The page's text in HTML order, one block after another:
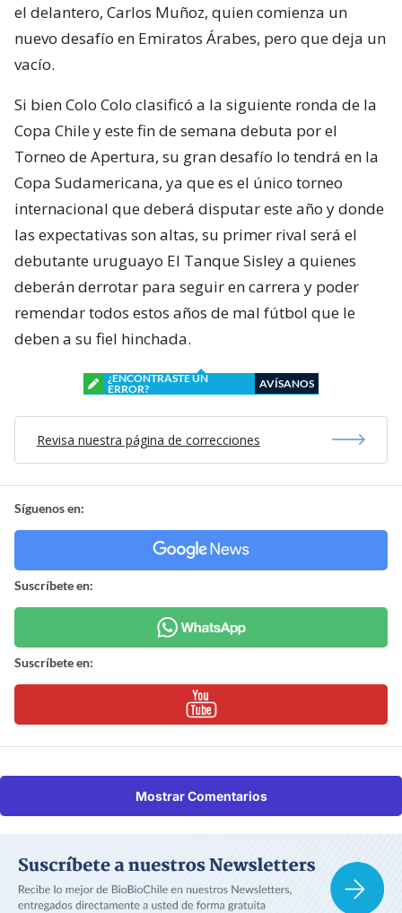
el delantero, Carlos Muñoz, quien comienza un
nuevo desafío en Emiratos Árabes, pero que deja un
vacío.
Si bien Colo Colo clasificó a la siguiente ronda de la
Copa Chile y este fin de semana debuta por el
Torneo de Apertura, su gran desafío lo tendrá en la
Copa Sudamericana, ya que es el único torneo
internacional que deberá disputar este año y donde
las expectativas son altas, su primer rival será el
debutante uruguayo El Tanque Sisley a quienes
deberán derrotar para seguir en carrera y poder
remendar todos estos años de mal fútbol que le
deben a su fiel hinchada.
¿ENCONTRASTE UN
ERROR?
AVÍSANOS
Revisa nuestra página de correcciones
Síguenos en:
Suscríbete en:
Suscríbete en:
Mostrar Comentarios